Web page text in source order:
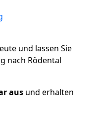
und lassen Sie
nach Rödental
aus und erhalten